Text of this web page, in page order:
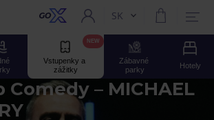
Aktuální jazyk:
SK
Vstupenky a
zážitky
NEW
Zábavné
parky
Hotely
Comedy – MICHAEL